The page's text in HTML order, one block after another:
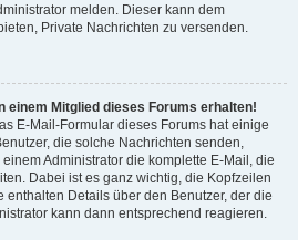
melden. Dieser kann dem
Private Nachrichten zu versenden.
einem Mitglied dieses Forums erhalten!
E-Mail-Formular dieses Forums hat einige
die solche Nachrichten senden,
Administrator die komplette E-Mail, die
Dabei ist es ganz wichtig, die Kopfzeilen
enthalten Details über den Benutzer, der die
kann dann entsprechend reagieren.